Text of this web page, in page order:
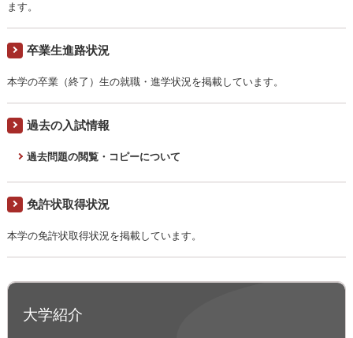
ます。
卒業生進路状況
本学の卒業（終了）生の就職・進学状況を掲載しています。
過去の入試情報
過去問題の閲覧・コピーについて
免許状取得状況
本学の免許状取得状況を掲載しています。
大学紹介